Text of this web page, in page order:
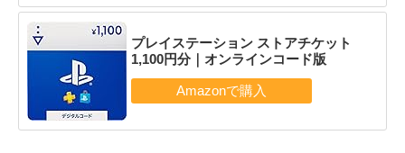
プレイステーション ストアチケット
1,100円分｜オンラインコード版